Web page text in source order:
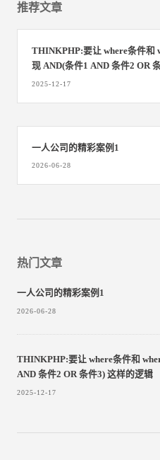
推荐文章
THINKPHP:要让 where条件和
现 AND(条件1 AND 条件2 OR
2025-12-17
一人公司的精彩案例1
2026-06-28
热门文章
一人公司的精彩案例1
2026-06-28
THINKPHP:要让 where条件和
AND 条件2 OR 条件3)​ 这样的逻辑
2025-12-17